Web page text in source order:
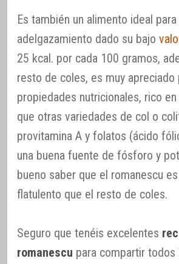
Es también un alimento ideal
adelgazamiento dado su bajo
25 kcal. por cada 100 gramos,
resto de coles, es muy apreciado
propiedades nutricionales, rico
que otras variedades de col o
provitamina A y folatos (ácido
una buena fuente de fósforo y
bueno saber que el romanescu
flatulento que el resto de coles.
Seguro que tenéis excelentes
romanescu para compartir